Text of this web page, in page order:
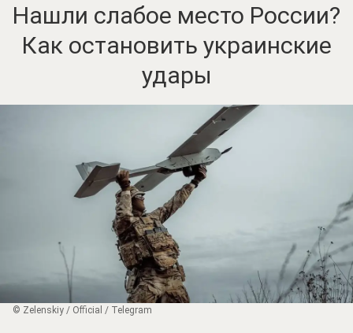
Нашли слабое место России?
Как остановить украинские
удары
© Zеlеnskiу / Оfficiаl / Telegram